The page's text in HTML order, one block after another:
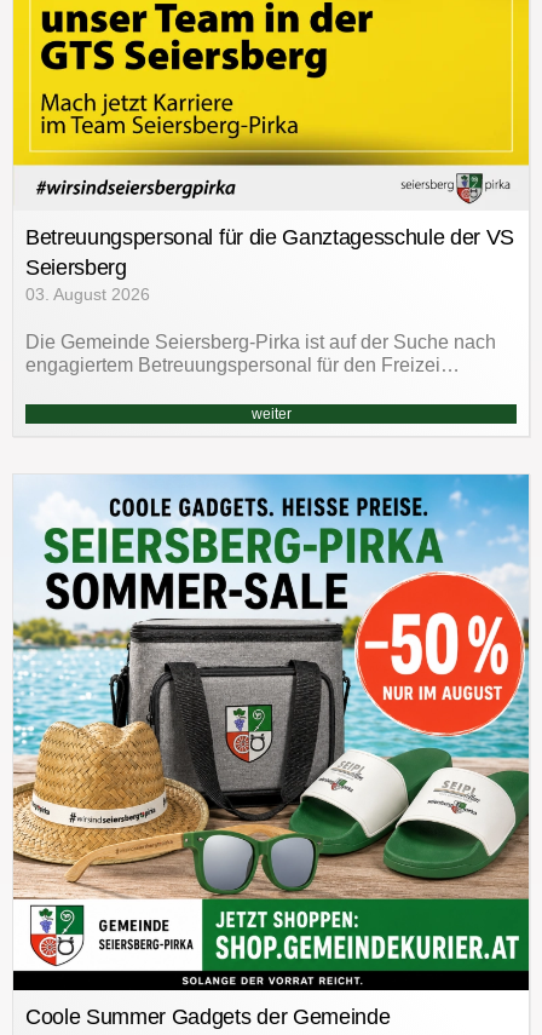
Betreuungspersonal für die Ganztagesschule der VS
Seiersberg
03. August 2026
Die Gemeinde Seiersberg-Pirka ist auf der Suche nach
engagiertem Betreuungspersonal für den Freizei…
weiter
Coole Summer Gadgets der Gemeinde